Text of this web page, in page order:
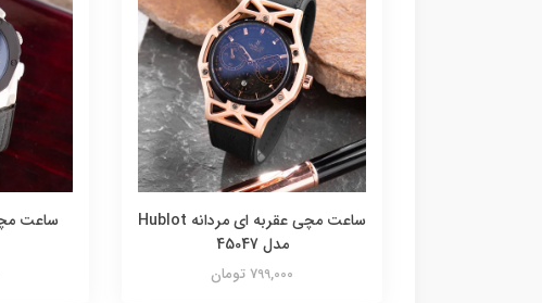
ساعت مچی عقربه ای مردانه Hublot
مدل 45047
799,000 تومان